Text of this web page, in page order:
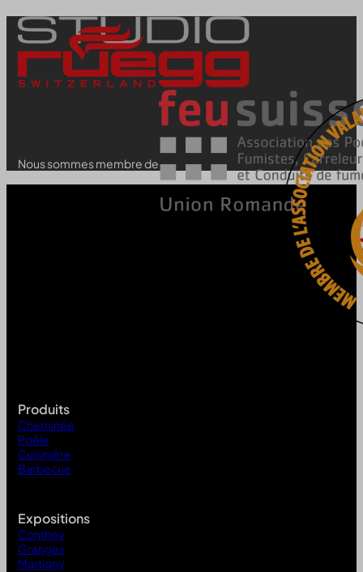
Nous sommes membre de
Produits
Cheminée
Poêle
Cuisinière
Barbecue
Expositions
Conthey
Granges
Martigny